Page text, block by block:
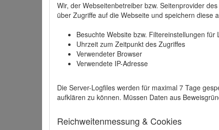
Wir, der Webseitenbetreiber bzw. Seitenprovider
über Zugriffe auf die Webseite und speichern diese
Besuchte Website bzw. Filtereinstellungen für
Uhrzeit zum Zeitpunkt des Zugriffes
Verwendeter Browser
Verwendete IP-Adresse
Die Server-Logfiles werden für maximal 7 Tage
aufklären zu können. Müssen Daten aus
Reichweitenmessung & Cookies